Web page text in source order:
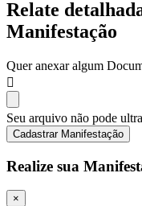
Relate
Manifestação
Quer anexar algum
Seu arquivo não pode
Cadastrar Manifestação
Realize sua
×